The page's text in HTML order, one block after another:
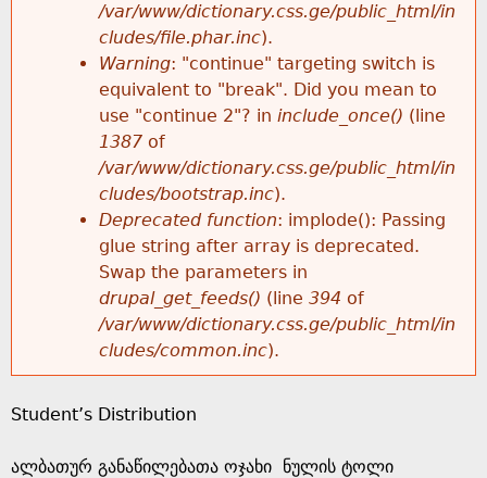
/var/www/dictionary.css.ge/public_html/in
cludes/file.phar.inc).
Warning: "continue" targeting switch is
equivalent to "break". Did you mean to
use "continue 2"? in include_once() (line
1387 of
/var/www/dictionary.css.ge/public_html/in
cludes/bootstrap.inc).
Deprecated function: implode(): Passing
glue string after array is deprecated.
Swap the parameters in
drupal_get_feeds() (line 394 of
/var/www/dictionary.css.ge/public_html/in
cludes/common.inc).
Student’s Distribution
ალბათურ განაწილებათა ოჯახი ნულის ტოლი